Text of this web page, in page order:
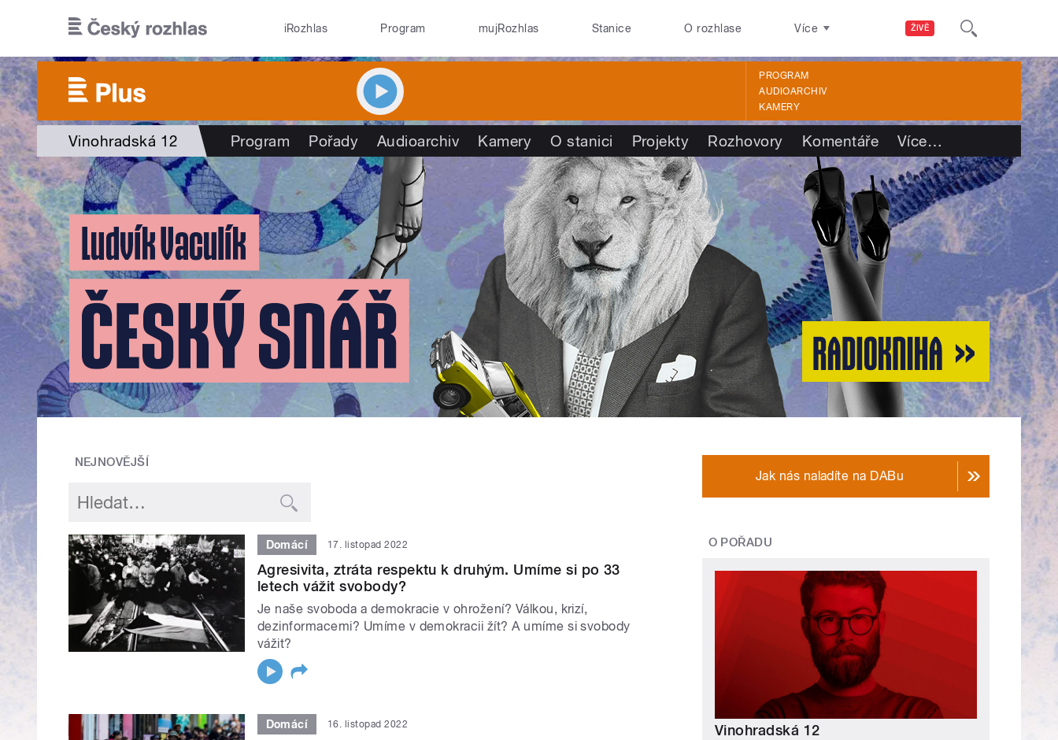
ŽIVĚ
iRozhlas Program mujRozhlas Stanice O rozhlase Více
PROGRAM
AUDIOARCHIV
KAMERY
Vinohradská 12 Program Pořady Audioarchiv Kamery O stanici Projekty Rozhovory Komentáře Více…
NEJNOVĚJŠÍ
Domácí 17. listopad 2022
Agresivita, ztráta respektu k druhým. Umíme si po 33
letech vážit svobody?
Je naše svoboda a demokracie v ohrožení? Válkou, krizí,
dezinformacemi? Umíme v demokracii žít? A umíme si svobody
vážit?
Domácí 16. listopad 2022
Jak nás naladíte na DABu
O POŘADU
Vinohradská 12